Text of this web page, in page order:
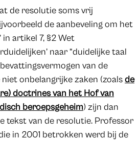
de resolutie soms vrij
de aanbeveling om het
in artikel 7, §2 Wet
naar “duidelijke taal
van de
niet onbelangrijke zaken (zoalsde
doctrines van het Hof van
beroepsgeheim) zijn dan
tekst van de resolutie. Professor
in 2001 betrokken werd bij de